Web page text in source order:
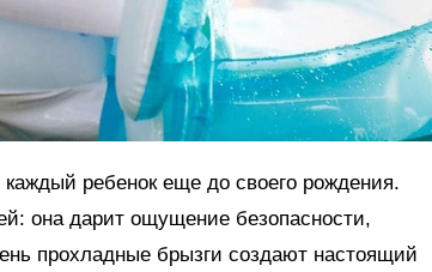
ребенок еще до своего рождения.
она дарит ощущение безопасности,
прохладные брызги создают настоящий